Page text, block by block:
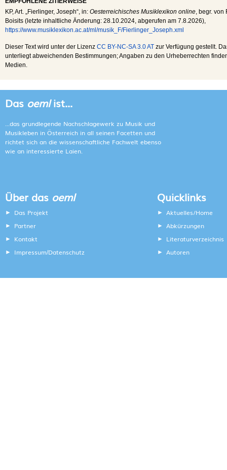
KP, Art. „Fierlinger, Joseph“, in: Oesterreichisches Musiklexikon online , begr.
Boisits (letzte inhaltliche Änderung: 28.10.2024 , abgerufen am 7.8.2026),
https://www.musiklexikon.ac.at/ml/musik_F/Fierlinger_Joseph.xml
Dieser Text wird unter der Lizenz CC BY-NC-SA 3.0 AT zur Verfügung gestellt.
unterliegt abweichenden Bestimmungen; Angaben zu den Urheberrechten
Medien.
Das oemlist...
...das grundlegende Nachschlagewerk zu Musik und
Musikleben in Österreich in all seinen Facetten und
richtet sich an die wissenschaftliche Fachwelt ebenso
wie an interessierte Laien.
Über das oeml
Das Projekt
Partner
Kontakt
Impressum/Datenschutz
Quicklinks
Aktuelles/Home
Abkürzungen
Literaturverzeichnis
Autoren